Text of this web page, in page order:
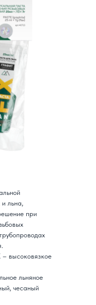
и льна,
при
– высоковязкое
льняное
чесаный